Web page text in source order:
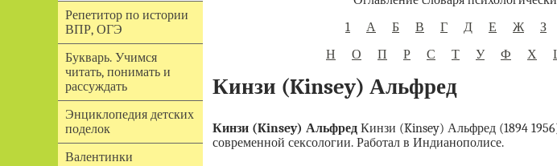
Репетитор по истории
ВПР, ОГЭ
Букварь. Учимся
читать, понимать и
рассуждать
Энциклопедия детских
поделок
Валентинки
1
А Б В Г Д Е Ж З
Н
О П Р С Т У Ф Х
Кинзи (Kinsey) Альфред
Кинзи (Kinsey) АльфредКинзи (Kinsey) Альфред (1894
современной сексологии. Работал в Индианополисе.